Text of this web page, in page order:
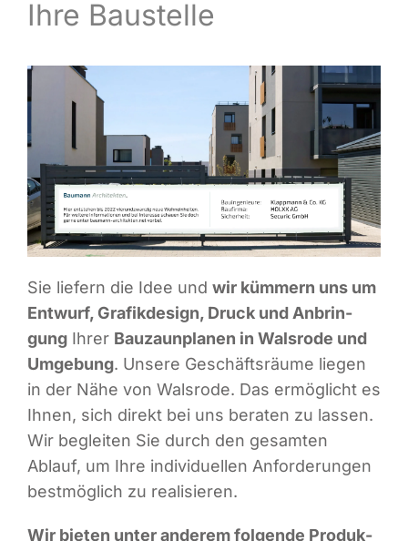
Infor­ma­ti­ves
Ihre Baustelle
Sie lie­fern die Idee und wir küm­mern uns um
Ent­wurf, Gra­fik­de­sign, Druck und Anbrin­
gungIhrer Bau­zaun­pla­nen in Wals­ro­de und
Umge­bung. Unse­re Geschäfts­räu­me lie­gen
in der Nähe von Wals­ro­de. Das ermög­licht es
Ihnen, sich direkt bei uns bera­ten zu las­sen.
Wir beglei­ten Sie durch den gesam­ten
Ablauf, um Ihre indi­vi­du­el­len Anfor­de­run­gen
best­mög­lich zu realisieren.
Wir bie­ten unter ande­rem fol­gen­de Pro­duk­